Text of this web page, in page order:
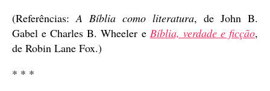
(Referências:A Bíblia como literatura, de John B.
Gabel e Charles B. Wheeler e Bíblia, verdade e ficção,
de Robin Lane Fox.)
* * *